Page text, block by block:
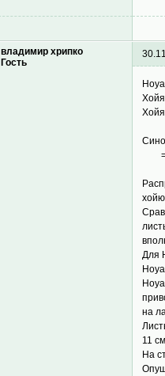
владимир хрипко
Гость
=
Для
на
11
На